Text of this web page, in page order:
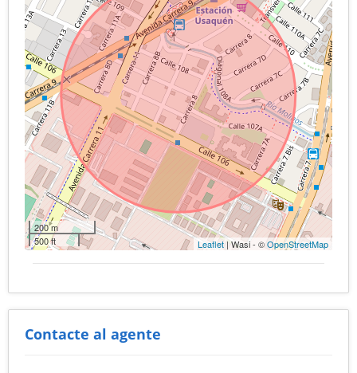
200 m
500 ft
Leaflet | Wasi - ©OpenStreetMap
Contacte al agente